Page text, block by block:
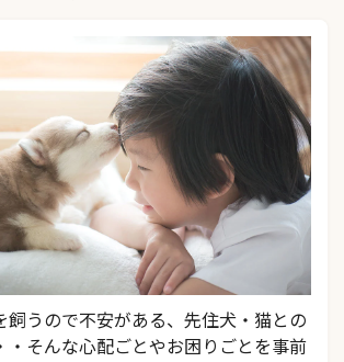
飼うので不安がある、先住犬・猫との
・そんな心配ごとやお困りごとを事前